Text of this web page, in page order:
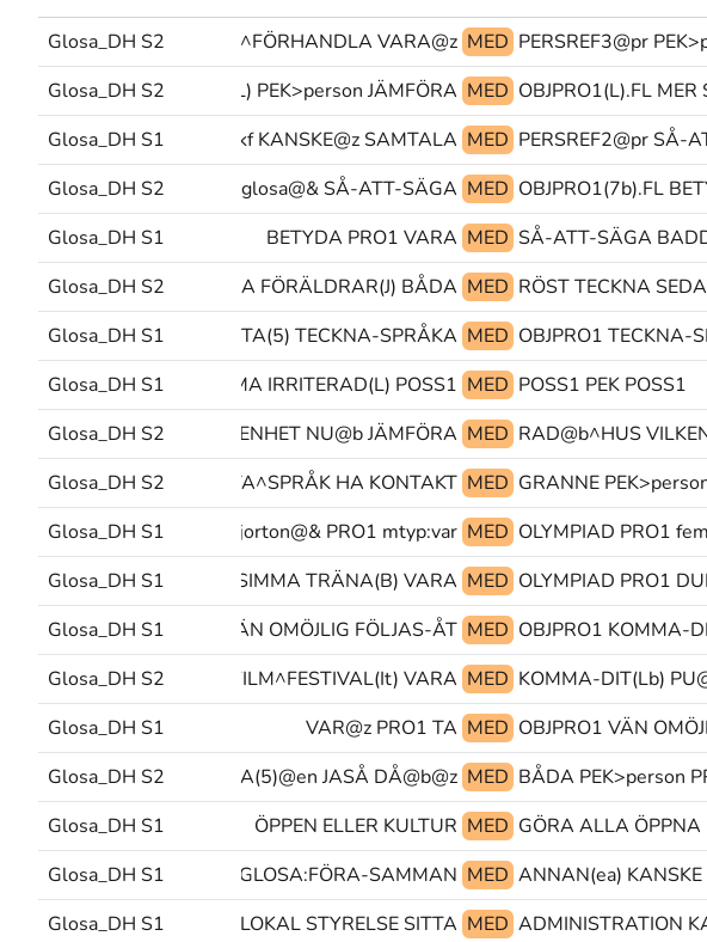
Glosa_DH S2BETYDA LÖN^FÖRHANDLA VARA@z MED
Glosa_DH S2
TID(L) PEK>person JÄMFÖRA MED
Glosa_DH S1
PEK>pekf KANSKE@z SAMTALA MED
Glosa_DH S2
SÅ-ATT-SÄGA glosa@& SÅ-ATT-SÄGA MED
Glosa_DH S1
BETYDA PRO1 VARA MED
Glosa_DH S2
BÅDA FÖRÄLDRAR(J) BÅDA MED
Glosa_DH S1GÄRNA PRATA(5) TECKNA-SPRÅKA MED
Glosa_DH S1
MAMMA IRRITERAD(L) POSS1 MED POSS1 PEK POSS1
Glosa_DH S2
LÄGENHET NU@b JÄMFÖRA MED
Glosa_DH S2KONTAKTA^SPRÅK HA KONTAKT MED
Glosa_DH S1tretton_fjorton@& PRO1 mtyp:var MED
Glosa_DH S1
SIMMA TRÄNA(B) VARA MED
Glosa_DH S1
VÄN OMÖJLIG FÖLJAS-ÅT MED
Glosa_DH S2
FILM^FESTIVAL(It) VARA MED
Glosa_DH S1
VAR@z PRO1 TA MED
Glosa_DH S2
AFRIKA(5)@en JASÅ DÅ@b@z MED
Glosa_DH S1
ÖPPEN ELLER KULTUR MED GÖRA ALLA ÖPPNA
Glosa_DH S1
KANSKE FLYTTA-UT GLOSA:FÖRA-SAMMAN MED
Glosa_DH S1
LOKAL STYRELSE SITTA MED